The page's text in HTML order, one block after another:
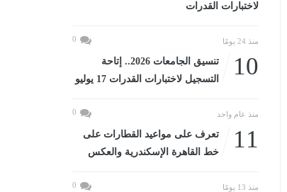
لاختبارات القدرات
منذ 24 يومًا 0
10
تنسيق الجامعات 2026.. إتاحة
التسجيل لاختبارات القدرات 17 يوليو
منذ عام واحد 0
11
تعرف على مواعيد القطارات على
خط القاهرة الإسكندرية والعكس
منذ 13 يومًا 0